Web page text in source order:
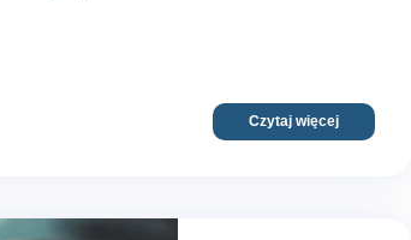
Czytaj więcej